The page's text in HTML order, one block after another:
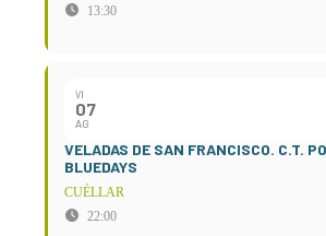
13:30
VI
07
AG
VELADAS DE SAN FRANCISCO. C.T.
BLUEDAYS
CUÉLLAR
22:00